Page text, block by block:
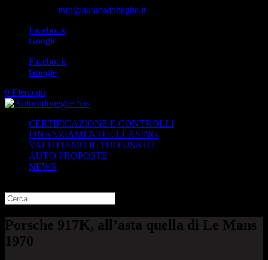
info@autocadoneghe.it
Facebook
Google
Facebook
Google
0 Elementi
CERTIFICAZIONE E CONTROLLI
FINANZIAMENTI E LEASING
VALUTIAMO IL TUO USATO
AUTO PROPOSTE
NEWS
Porsche 917K, all’asta quella di Le Mans
1970